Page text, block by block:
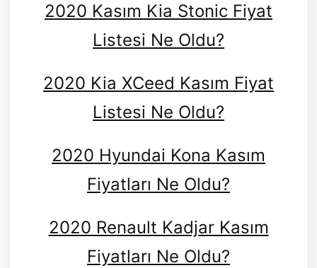
2020 Kasım Kia Stonic Fiyat
Listesi Ne Oldu?
2020 Kia XCeed Kasım Fiyat
Listesi Ne Oldu?
2020 Hyundai Kona Kasım
Fiyatları Ne Oldu?
2020 Renault Kadjar Kasım
Fiyatları Ne Oldu?